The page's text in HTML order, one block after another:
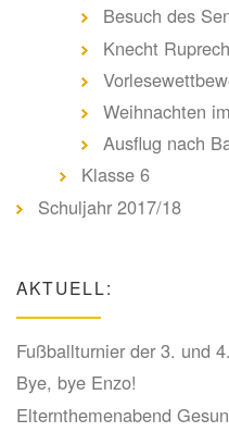
Besuch des
Knecht
Weihnachten
Ausflug nach
Klasse 6
Schuljahr 2017/18
AKTUELL:
Fußballturnier der 3. und
Bye, bye Enzo!
Elternthemenabend